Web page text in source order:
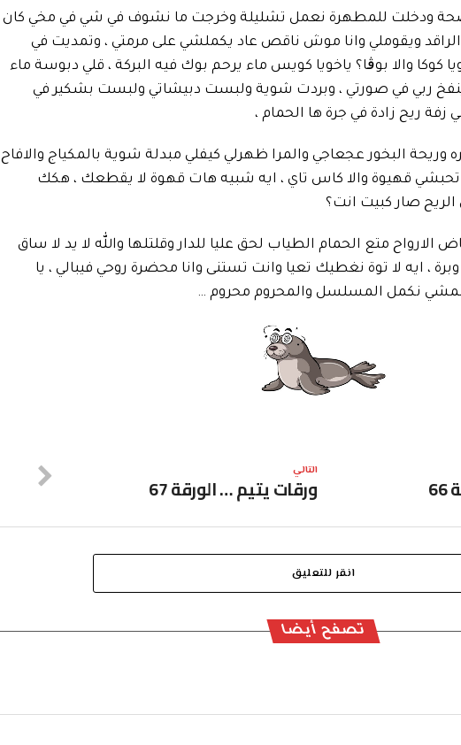
ودخلت للمطهرة نعمل تشليلة وخرجت ما نشوف في شي في مخي كان
ويقوملي وانا موش ناقص عاد يكملشي على مرمتي ، وتمديت في
والا بوڨا؟ ياخويا كويس ماء يرحم بوك فيه البركة ، قلي دبوسة ماء
ينفخ ربي في صورتي ، وبردت شوية ولبست دبيشاتي ولبست بشكير في
ريح زادة في جرة ها الحمام ،
وريحة البخور عجعاجي والمرا ظهرلي كيفلي مبدلة شوية بالمكياج والافاح
قهيوة والا كاس تاي ، ايه شبيه هات قهوة لا يقطعك ، هكك
الريح صار كبيت انت؟
متع الحمام الطياب لحق عليا للدار وقلتلها والله لا يد لا ساق
، ايه لا توة نغطيك تعيا وانت تستنى وانا محضرة روحي فيبالي ، يا
نكمل المسلسل والمحروم محروم …
التالي
ورقات يتيم … الورقة 67
انقر للتعليق
تصفح أيضا